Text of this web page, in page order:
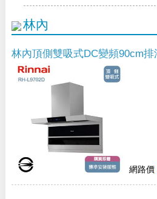
林內
林內頂側雙吸式DC變頻90cm排
網路價